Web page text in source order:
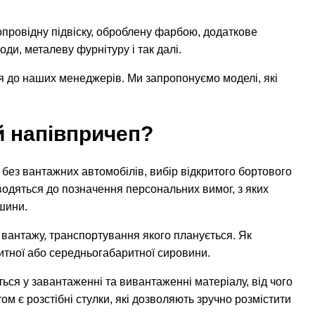
підвіску, оброблену фарбою, додаткове
металеву фурнітуру і так далі.
наших менеджерів. Ми запропонуємо моделі, які
напівпричеп?
вантажних автомобілів, вибір відкритого бортового
до позначення персональних вимог, з яких
транспортування якого планується. Як
або середньогабаритної сировини.
у завантаженні та вивантаженні матеріалу, від чого
розстібні стулки, які дозволяють зручно розмістити